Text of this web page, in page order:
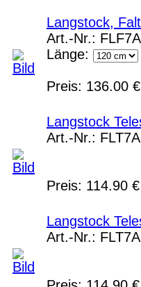
Langstock,
Art.-Nr.:
Länge:
Preis: 136.00 €
Langstock
Art.-Nr.:
Preis: 114.90 €
Langstock
Art.-Nr.: